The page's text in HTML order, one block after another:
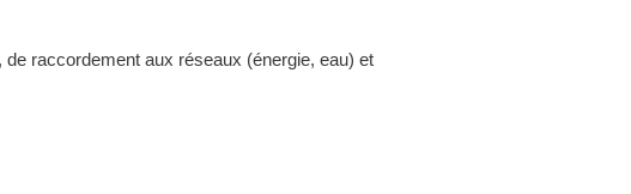
raccordement aux réseaux (énergie, eau) et